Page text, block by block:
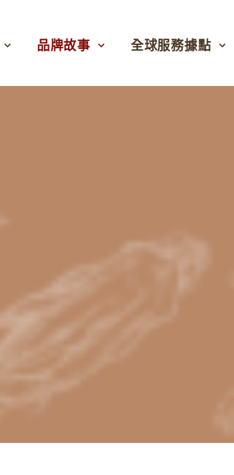
品牌故事 全球服務據點